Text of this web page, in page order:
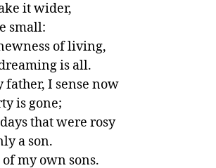
it wider,
small:
of living,
is all.
father, I sense now
is gone;
that were rosy
a son.
of my own sons.